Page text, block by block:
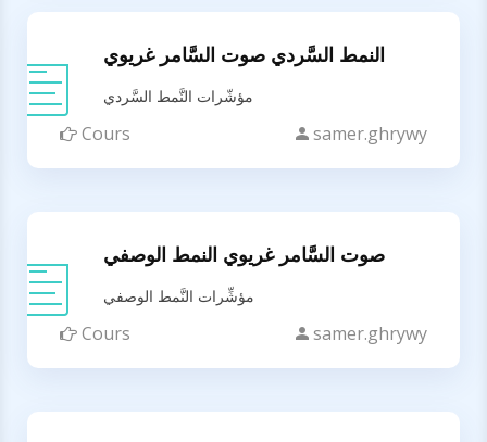
النمط السَّردي صوت السَّامر غريوي
مؤشّرات النَّمط السَّردي
Cours samer.ghrywy
صوت السَّامر غريوي النمط الوصفي
مؤشِّرات النَّمط الوصفي
Cours samer.ghrywy